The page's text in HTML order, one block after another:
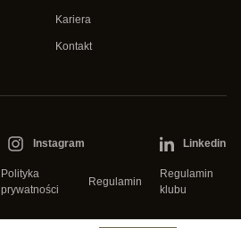
Kariera
Kontakt
Polityka
prywatności
Regulamin
Regulamin
klubu
Instagram Linkedin